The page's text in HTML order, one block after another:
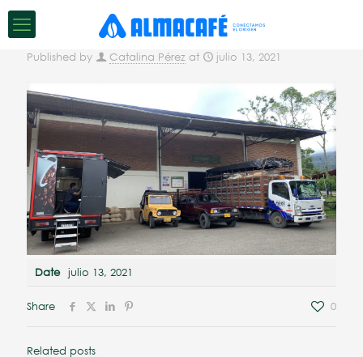
Published by Catalina Pérez at julio 13, 2021
Date julio 13, 2021
Share 0
Related posts